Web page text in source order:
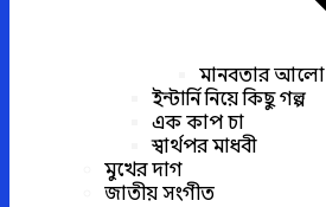
মানবতার আলো
ইন্টার্নি নিয়ে কিছু গল্প
এক কাপ চা
স্বার্থপর মাধবী
মুখের দাগ
জাতীয় সংগীত